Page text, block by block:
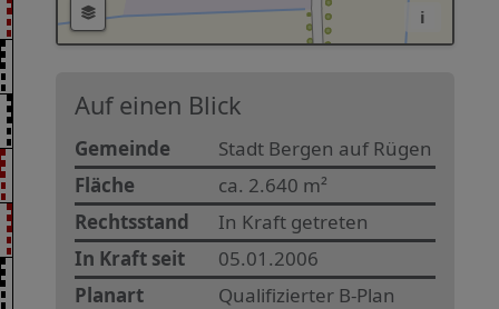
i
Auf einen Blick
Gemeinde
Stadt Bergen auf Rügen
Fläche
ca. 2.640 m²
Rechtsstand
In Kraft getreten
In Kraft seit
05.01.2006
Planart
Qualifizierter B-Plan